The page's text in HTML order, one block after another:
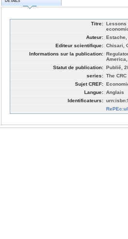
DÉTAILS
Titre: Lessons
Auteur:
Editeur scientifique: Chisari,
Informations sur la publication:
Statut de publication: Publié,
series: The
Sujet CREF:
Langue: Anglais
Identificateurs: